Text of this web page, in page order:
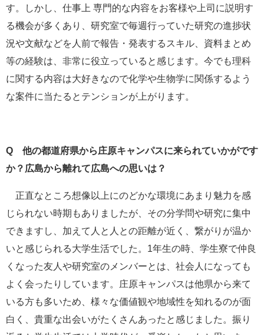
す。しかし、仕事上 専門的な内容をお客様や上司に説明す
る機会が多くあり、研究室で毎週行っていた研究の進捗状
況や文献などを人前で報告・発表するスキル、資料まとめ
等の経験は、非常に役立っていると感じます。今でも理科
に関する内容は大好きなので化学や生物学に関係するよう
な案件に当たるとテンションが上がります。
Q 他の都道府県から庄原キャンパスに来られていかがです
か？広島から離れて広島への思いは？
正直なところ想像以上にのどかな環境にあまり魅力を感
じられない時期もありましたが、その分学問や研究に集中
できますし、加えて人と人との距離が近く、繋がりが温か
いと感じられる大学生活でした。1年生の時、学生寮で仲良
くなった友人や研究室のメンバーとは、社会人になっても
よく会ったりしています。庄原キャンパスは他県から来て
いる方も多いため、様々な価値観や地域性を知れるのが面
白く、貴重な出会いがたくさんあったと感じました。振り